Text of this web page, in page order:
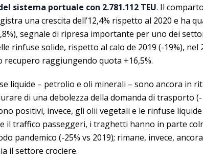
sistema portuale con 2.781.112 TEU. Il
una crescita dell’12,4% rispetto al 2020 e ha
segnale di ripresa importante per uno dei
rinfuse solide, rispetto al calo de 2019 (-19%), nel
recupero raggiungendo quota +16,5%.
liquide – petrolio e oli minerali – sono ancora in
di una debolezza della domanda di trasporto (-
positivi, invece, gli olii vegetali e le rinfuse
il traffico passeggeri, i traghetti hanno in parte
pandemico (-25% vs 2019); rimane, invece,
il settore crociere.